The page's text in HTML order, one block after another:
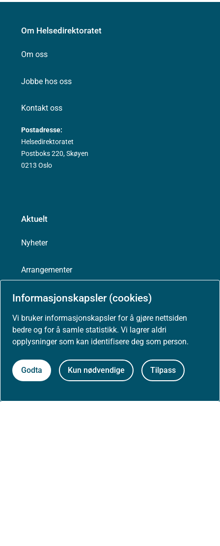
Informasjonskapsler (cookies)
Vi bruker informasjonskapsler for å gjøre nettsiden
bedre og for å samle statistikk. Vi lagrer aldri
opplysninger som kan identifisere deg som person.
Godta Kun nødvendige Tilpass
Om Helsedirektoratet
Om oss
Jobbe hos oss
Kontakt oss
Postadresse:
Helsedirektoratet
Postboks 220, Skøyen
0213 Oslo
Aktuelt
Nyheter
Arrangementer
Høringer
Presse
Om nettstedet
Personvernerklæring